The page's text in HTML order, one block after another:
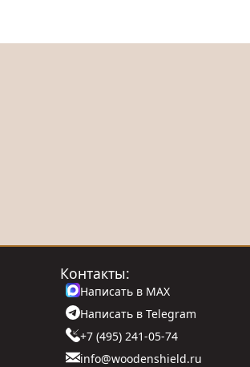
Контакты:
Написать в MAX
Написать в Telegram
+7 (495) 241-05-74
info@woodenshield.ru